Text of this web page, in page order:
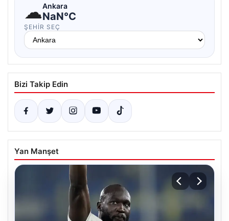
☁Ankara
NaN°C
ŞEHIR SEÇ
Bizi Takip Edin
Yan Manşet